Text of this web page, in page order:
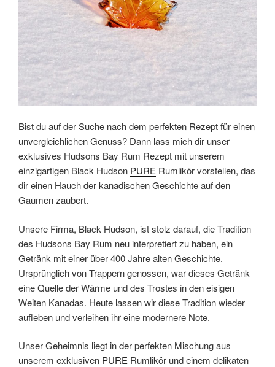
Bist du auf der Suche nach dem perfekten Rezept für einen
unvergleichlichen Genuss? Dann lass mich dir unser
exklusives Hudsons Bay Rum Rezept mit unserem
einzigartigen Black Hudson PURE Rumlikör vorstellen, das
dir einen Hauch der kanadischen Geschichte auf den
Gaumen zaubert.
Unsere Firma, Black Hudson, ist stolz darauf, die Tradition
des Hudsons Bay Rum neu interpretiert zu haben, ein
Getränk mit einer über 400 Jahre alten Geschichte.
Ursprünglich von Trappern genossen, war dieses Getränk
eine Quelle der Wärme und des Trostes in den eisigen
Weiten Kanadas. Heute lassen wir diese Tradition wieder
aufleben und verleihen ihr eine modernere Note.
Unser Geheimnis liegt in der perfekten Mischung aus
unserem exklusiven PURE Rumlikör und einem delikaten